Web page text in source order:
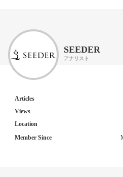
SEEDER
アナリスト
Articles
Views
Location
Member Since